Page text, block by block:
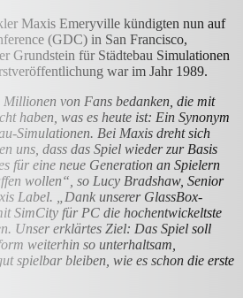
Maxis Emeryville kündigten nun auf
(GDC) in San Francisco,
Grundstein für Städtebau Simulationen
war im Jahr 1989.
Millionen von Fans bedanken, die mit
haben, was es heute ist: Ein Synonym
Simulationen. Bei Maxis dreht sich
uns, dass das Spiel wieder zur Basis
für eine neue Generation an Spielern
wollen“, so Lucy Bradshaw, Senior
Label. „Dank unserer GlassBox-
SimCity für PC die hochentwickeltste
Unser erklärtes Ziel: Das Spiel soll
weiterhin so unterhaltsam,
spielbar bleiben, wie es schon die erste